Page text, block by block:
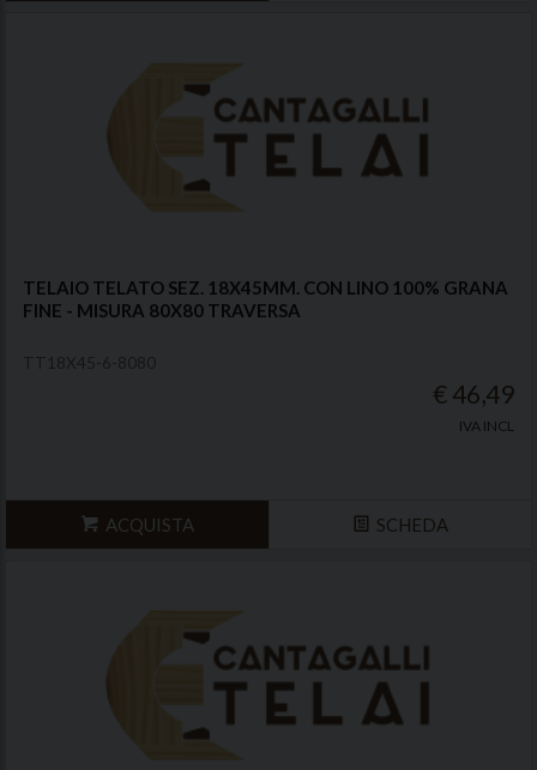
TELAIO TELATO SEZ. 18X45MM. CON LINO 100% GRANA
FINE - MISURA 80X80 TRAVERSA
€ 46,49
IVA INCL
ACQUISTA SCHEDA